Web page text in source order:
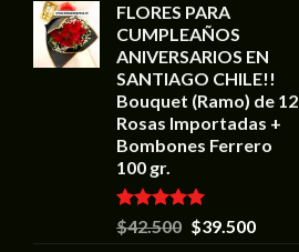
FLORES PARA
CUMPLEAÑOS
ANIVERSARIOS EN
SANTIAGO CHILE!!
Bouquet (Ramo) de 12
Rosas Importadas +
Bombones Ferrero
100 gr.
Valorado en
5.00
$42.500 $39.500